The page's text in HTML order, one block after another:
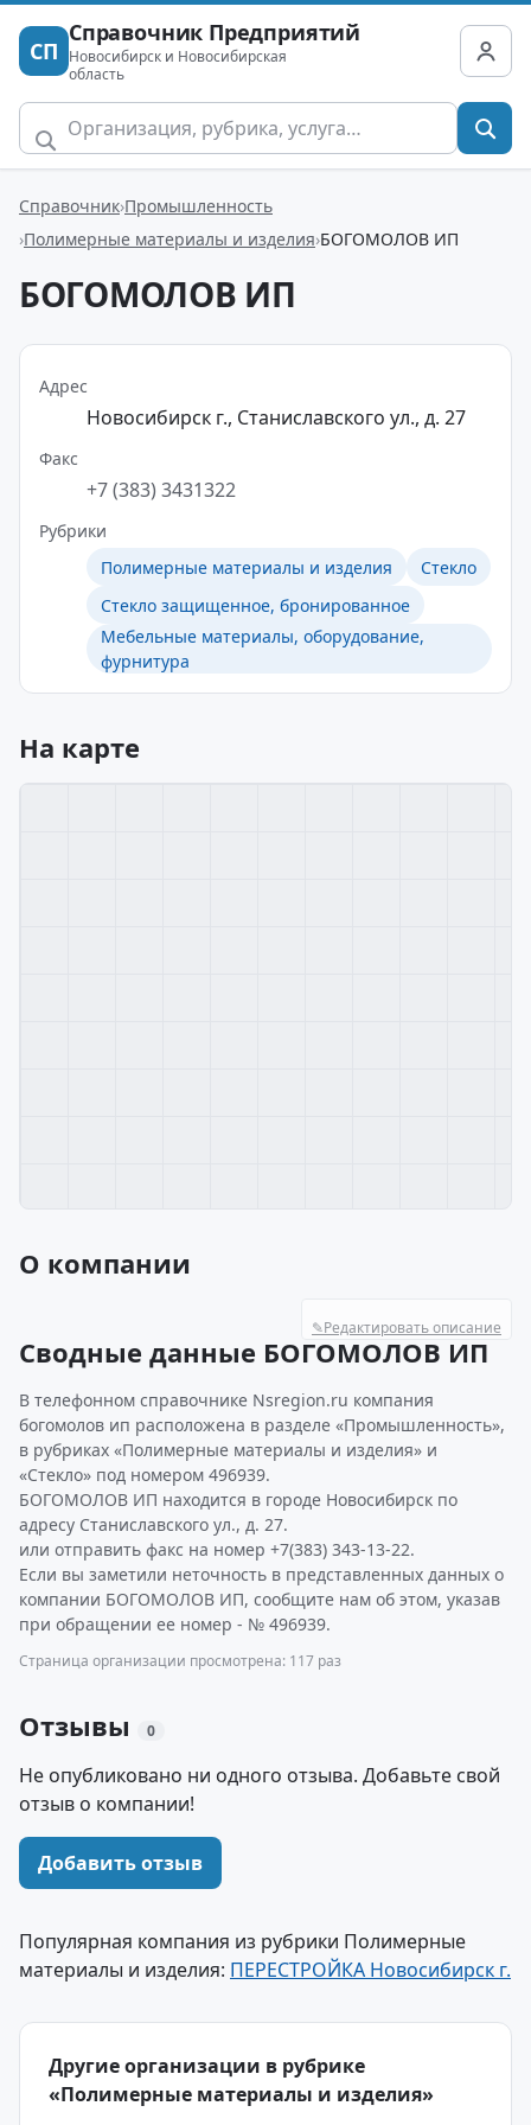
СП
Справочник Предприятий
Новосибирск и Новосибирская
область
Справочник Промышленность
Полимерные материалы и изделия БОГОМОЛОВ ИП
БОГОМОЛОВ ИП
Адрес
Новосибирск г., Станиславского ул., д. 27
Факс
+7 (383) 3431322
Рубрики
Полимерные материалы и изделия
Стекло
Стекло защищенное, бронированное
Мебельные материалы, оборудование,
фурнитура
На карте
О компании
✎Редактировать описание
Сводные данные БОГОМОЛОВ ИП
В телефонном справочнике Nsregion.ru компания
богомолов ип расположена в разделе «Промышленность»,
в рубриках «Полимерные материалы и изделия» и
«Стекло» под номером 496939.
БОГОМОЛОВ ИП находится в городе Новосибирск по
адресу Станиславского ул., д. 27.
или отправить факс на номер +7(383) 343-13-22.
Если вы заметили неточность в представленных данных о
компании БОГОМОЛОВ ИП, сообщите нам об этом, указав
при обращении ее номер - № 496939.
Страница организации просмотрена: 117 раз
Отзывы 0
Не опубликовано ни одного отзыва. Добавьте свой
отзыв о компании!
Добавить отзыв
Популярная компания из рубрики Полимерные
материалы и изделия: ПЕРЕСТРОЙКА Новосибирск г.
Другие организации в рубрике
«Полимерные материалы и изделия»